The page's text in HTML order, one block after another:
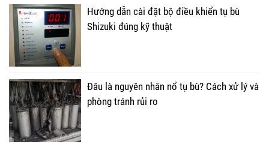
Hướng dẫn cài đặt bộ điều khiển tụ bù
Shizuki đúng kỹ thuật
Đâu là nguyên nhân nổ tụ bù? Cách xử lý và
phòng tránh rủi ro